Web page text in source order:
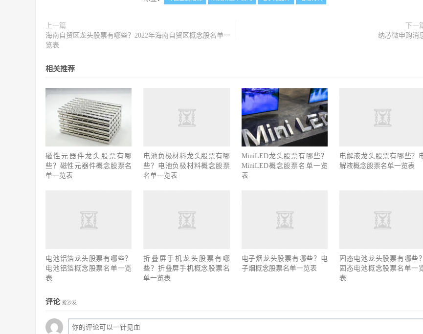
上一篇
海南自贸区龙头股票有哪些？2022年海南自贸区概念股名单一
览表
下一
纳芯微申购消
相关推荐
磁性元器件龙头股票有哪
些？磁性元器件概念股票名
单一览表
电池负极材料龙头股票有哪
些？电池负极材料概念股票
名单一览表
MiniLED龙头股票有哪些？
MiniLED概念股票名单一览
表
电解液龙头股票有哪些？
解液概念股票名单一览表
电池铝箔龙头股票有哪些？
电池铝箔概念股票名单一览
表
折叠屏手机龙头股票有哪
些？折叠屏手机概念股票名
单一览表
电子烟龙头股票有哪些？电
子烟概念股票名单一览表
固态电池龙头股票有哪些？
固态电池概念股票名单一
表
评论 抢沙发